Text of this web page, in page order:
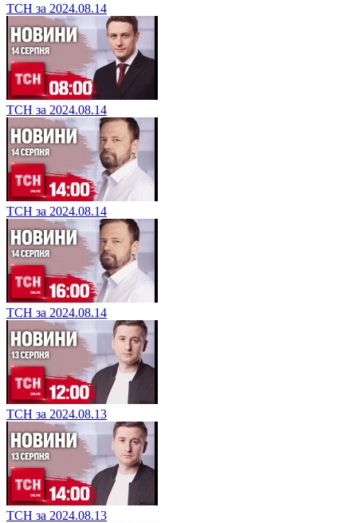
ТСН за 2024.08.14
ТСН за 2024.08.14
ТСН за 2024.08.14
ТСН за 2024.08.14
ТСН за 2024.08.13
ТСН за 2024.08.13